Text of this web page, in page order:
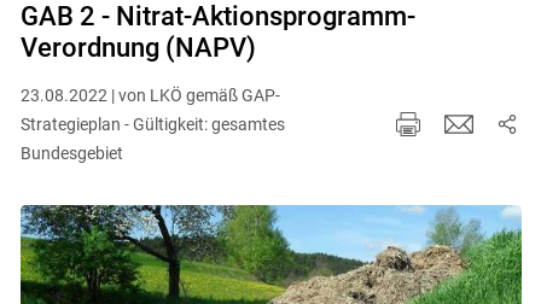
GAB 2 - Nitrat-Aktionsprogramm-
Verordnung (NAPV)
23.08.2022 | von LKÖ gemäß GAP-
Strategieplan - Gültigkeit: gesamtes
Bundesgebiet